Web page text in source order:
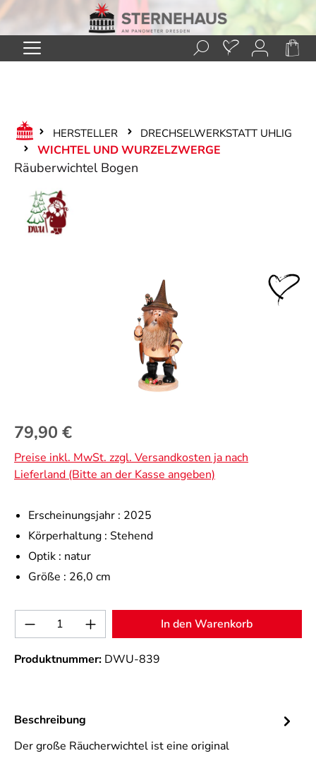
Zum Hauptinhalt springen
HERSTELLER DRECHSELWERKSTATT UHLIG
WICHTEL UND WURZELZWERGE
Räuberwichtel Bogen
Regulärer Preis:
79,90 €
Preise inkl. MwSt. zzgl. Versandkosten ja nach
Lieferland (Bitte an der Kasse angeben)
Erscheinungsjahr : 2025
Körperhaltung : Stehend
Optik : natur
Größe : 26,0 cm
Produkt Anzahl: Gib den gewünschten
In den Warenkorb
Produktnummer: DWU-839
Beschreibung
Der große Räucherwichtel ist eine original